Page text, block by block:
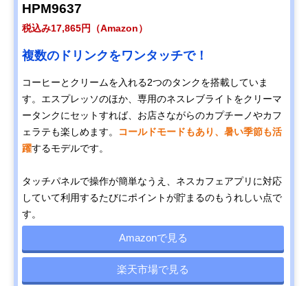
HPM9637
税込み17,865円（Amazon）
複数のドリンクをワンタッチで！
コーヒーとクリームを入れる2つのタンクを搭載していま
す。エスプレッソのほか、専用のネスレブライトをクリーマ
ータンクにセットすれば、お店さながらのカプチーノやカフ
ェラテも楽しめます。
コールドモードもあり、暑い季節も活
躍するモデルです。
タッチパネルで操作が簡単なうえ、ネスカフェアプリに対応
していて利用するたびにポイントが貯まるのもうれしい点で
す。
Amazonで見る
楽天市場で見る